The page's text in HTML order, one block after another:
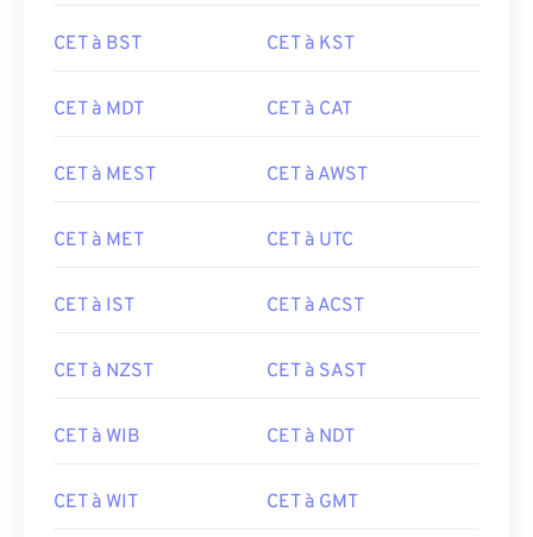
CET à BST CET à KST
CET à MDT CET à CAT
CET à MEST CET à AWST
CET à MET CET à UTC
CET à IST CET à ACST
CET à NZST CET à SAST
CET à WIB CET à NDT
CET à WIT CET à GMT